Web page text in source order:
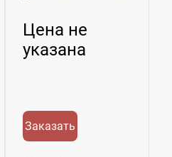
Цена не
указана
Заказать